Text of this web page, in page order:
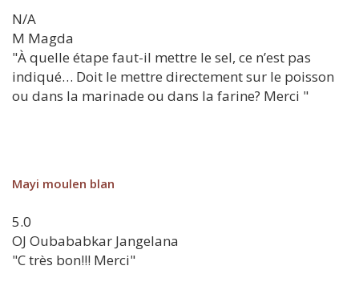
N/A
M Magda
"À quelle étape faut-il mettre le sel, ce n’est pas
indiqué… Doit le mettre directement sur le poisson
ou dans la marinade ou dans la farine? Merci "
Mayi moulen blan
5.0
OJ Oubababkar Jangelana
"C très bon!!! Merci"